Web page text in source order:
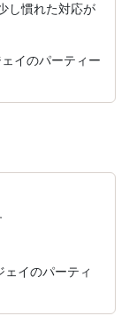
し慣れた対応が
イのパーティー
イのパーティ